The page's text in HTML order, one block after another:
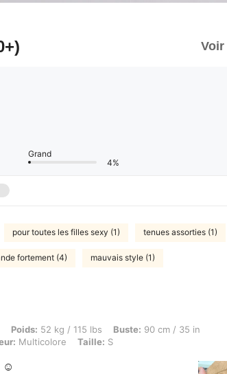
Grand
4%
pour toutes les filles sexy (1) tenues assorties (1)
fortement (4) mauvais style (1)
/ 115 lbs, Buste: 90 cm / 35 in, Taille: 65 cm / 26 in,
Poids: 52 kg / 115 lbs Buste: 90 cm / 35 in
Multicolore Taille: S
☺️